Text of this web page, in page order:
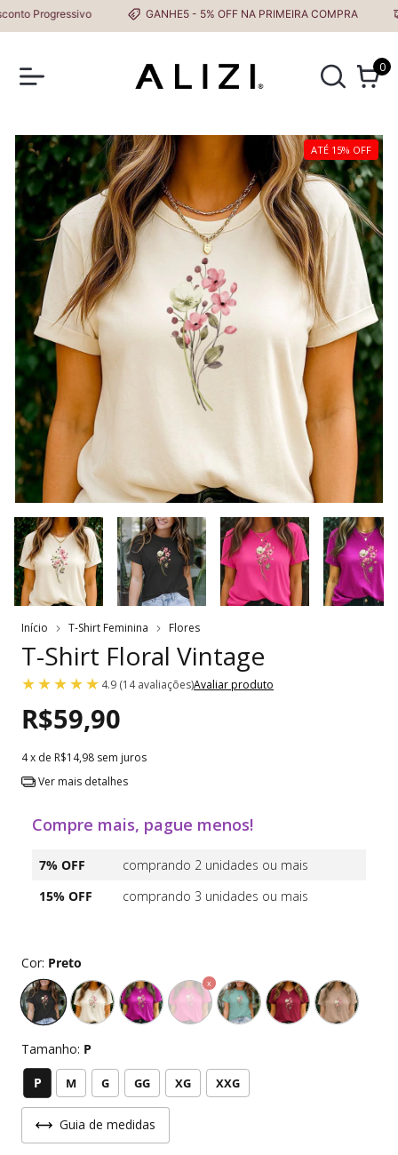
Progressivo GANHE5 - 5% OFF NA PRIMEIRA COMPRA
0
ATÉ 15% OFF
Início T-Shirt Feminina Flores
T-Shirt Floral Vintage
4.9 (14 avaliações)Avaliar produto
R$59,90
4x de R$14,98 sem juros
Ver mais detalhes
Compre mais, pague menos!
7% OFF
comprando 2 unidades ou mais
15% OFF
comprando 3 unidades ou mais
Cor: Preto
Tamanho: P
P M G GG XG XXG
Guia de medidas